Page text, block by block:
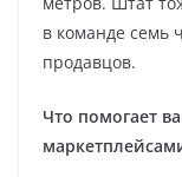
в команде семь
продавцов.
Что помогает